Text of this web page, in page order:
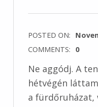
POSTED ON:
COMMENTS: 0
Ne aggódj. A
hétvégén
a